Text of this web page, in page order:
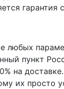
гарантия
любых
пункт
на доставке.
их просто